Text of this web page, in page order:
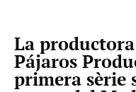
La
Pájaros
primera sèrie